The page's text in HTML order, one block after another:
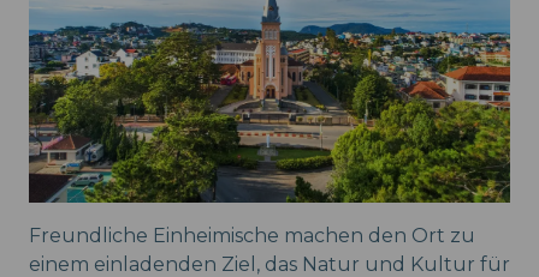
Freundliche Einheimische machen den Ort zu
einem einladenden Ziel, das Natur und Kultur für